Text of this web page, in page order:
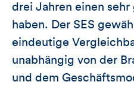
drei Jahren einen
haben. Der SES
eindeutige
unabhängig von der
und dem